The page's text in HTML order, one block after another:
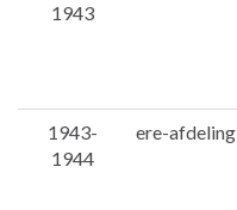
1943
1943-
1944
ere-afdeling